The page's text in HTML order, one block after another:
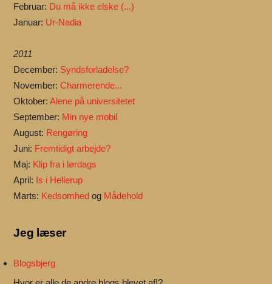
Februar: Du må ikke elske (...)
Januar: Ur-Nadia
2011
December: Syndsforladelse?
November:Charmerende...
Oktober:Alene på universitetet
September: Min nye mobil
August: Rengøring
Juni: Fremtidigt arbejde?
Maj: Klip fra i lørdags
April: Is i Hellerup
Marts: Kedsomhed og Mådehold
Jeg læser
Blogsbjerg